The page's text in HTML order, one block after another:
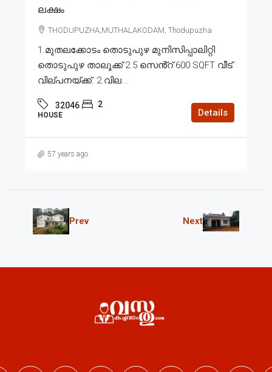
ലക്ഷം
THODUPUZHA,MUTHALAKODAM, Thodupuzha
1.മുതലക്കോടം തൊടുപുഴ മുനിസിപ്പാലിറ്റി
തൊടുപുഴ താലൂക്ക് 2.5 സെൻ്റ് 600 SQFT വീട്
വില്പനയ്ക്ക്. 2.വില...
32046 2
HOUSE Details
57 years ago
Prev Next